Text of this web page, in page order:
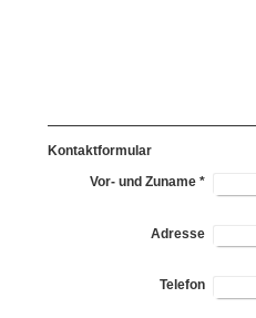
Kontaktformular
Vor- und Zuname *
Adresse
Telefon